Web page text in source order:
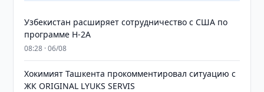
Узбекистан расширяет сотрудничество с США по
программе H-2A
08:28 · 06/08
Хокимият Ташкента прокомментировал ситуацию с
ЖК ORIGINAL LYUKS SERVIS